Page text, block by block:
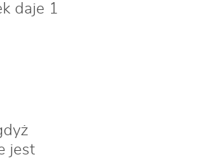
daje 1
jest